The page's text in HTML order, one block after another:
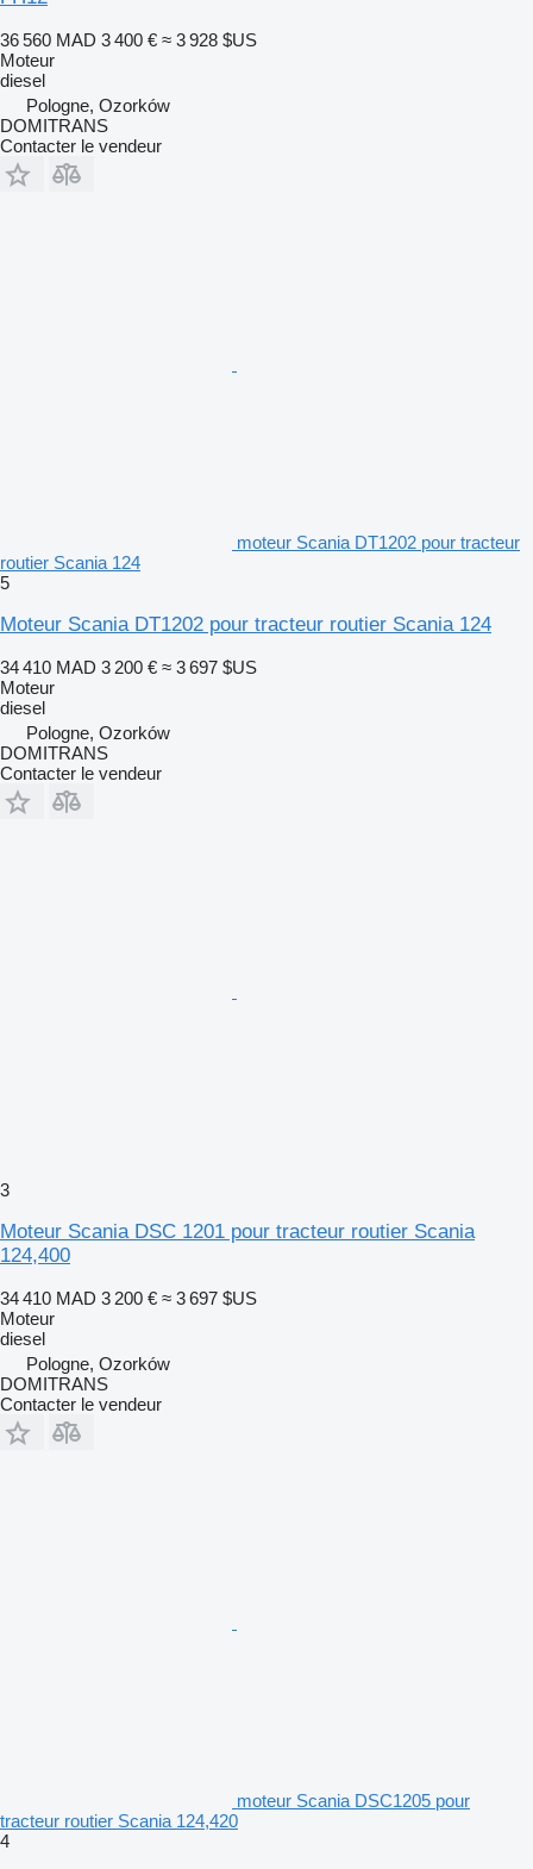
36 560 MAD 3 400 € ≈ 3 928 $US
Moteur
diesel
Pologne, Ozorków
DOMITRANS
Contacter le vendeur
moteur Scania DT1202 pour tracteur
routier Scania 124
5
Moteur Scania DT1202 pour tracteur routier Scania 124
34 410 MAD 3 200 € ≈ 3 697 $US
Moteur
diesel
Pologne, Ozorków
DOMITRANS
Contacter le vendeur
3
Moteur Scania DSC 1201 pour tracteur routier Scania
124,400
34 410 MAD 3 200 € ≈ 3 697 $US
Moteur
diesel
Pologne, Ozorków
DOMITRANS
Contacter le vendeur
moteur Scania DSC1205 pour
tracteur routier Scania 124,420
4